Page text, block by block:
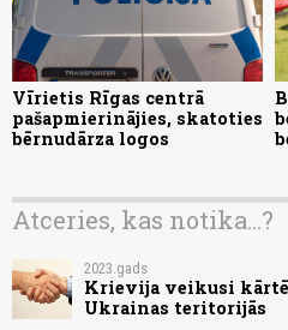
Vīrietis Rīgas centrā
pašapmierinājies, skatoties
bērnudārza logos
Atceries, kas notika...?
2023.gads
Krievija veikusi
Ukrainas teritorijās